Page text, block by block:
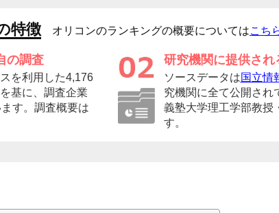
特徴 オリコンのランキングの概要についてはこち
の調査
を利用した4,176
基に、調査企業
す。調査概要は
研究機関に提供され
ソースデータは国立情
究機関に全て公開され
義塾大学理工学部教授
す。